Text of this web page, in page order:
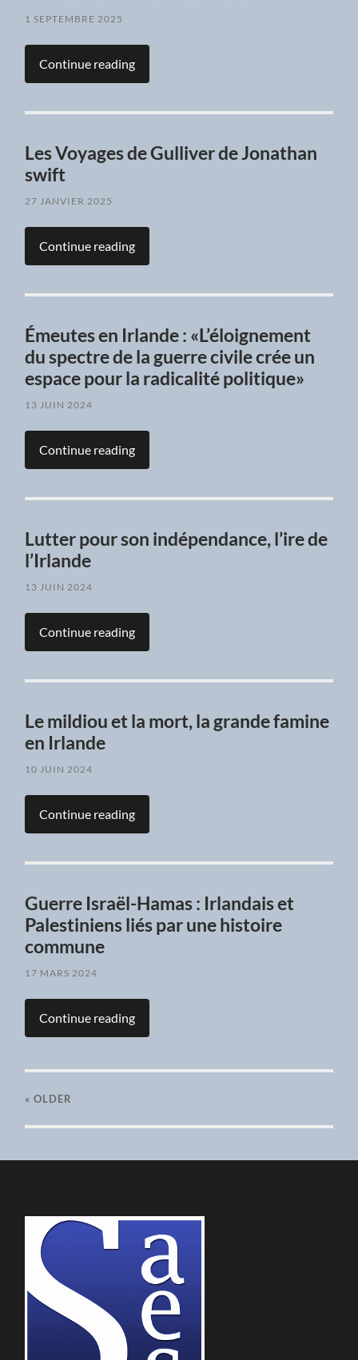
1 SEPTEMBRE 2025
Continue reading
Les Voyages de Gulliver de Jonathan
swift
27 JANVIER 2025
Continue reading
Émeutes en Irlande : «L’éloignement
du spectre de la guerre civile crée un
espace pour la radicalité politique»
13 JUIN 2024
Continue reading
Lutter pour son indépendance, l’ire de
l’Irlande
13 JUIN 2024
Continue reading
Le mildiou et la mort, la grande famine
en Irlande
10 JUIN 2024
Continue reading
Guerre Israël-Hamas : Irlandais et
Palestiniens liés par une histoire
commune
17 MARS 2024
Continue reading
« OLDER